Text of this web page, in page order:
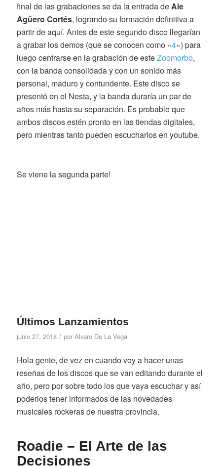
final de las grabaciones se da la entrada deAle
Agüero Cortés, logrando su formación definitiva a
partir de aquí. Antes de este segundo disco llegarían
a grabar los demos (que se conocen como «4«) para
luego centrarse en la grabación de esteZoomorbo,
con la banda consolidada y con un sonido más
personal, maduro y contundente. Este disco se
presentó en el Nesta, y la banda duraría un par de
años más hasta su separación. Es probable que
ambos discos estén pronto en las tiendas digitales,
pero mientras tanto pueden escucharlos en youtube.
Se viene la segunda parte!
Últimos Lanzamientos
junio 27, 2018 / por Alvaro De La Vega
Hola gente, de vez en cuando voy a hacer unas
reseñas de los discos que se van editando durante el
año, pero por sobre todo los que vaya escuchar y así
poderlos tener informados de las novedades
musicales rockeras de nuestra provincia.
Roadie – El Arte de las
Decisiones